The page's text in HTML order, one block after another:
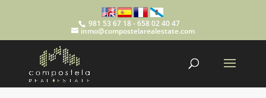
981 53 67 18 - 658 02 40 47
inmo@compostelarealestate.com